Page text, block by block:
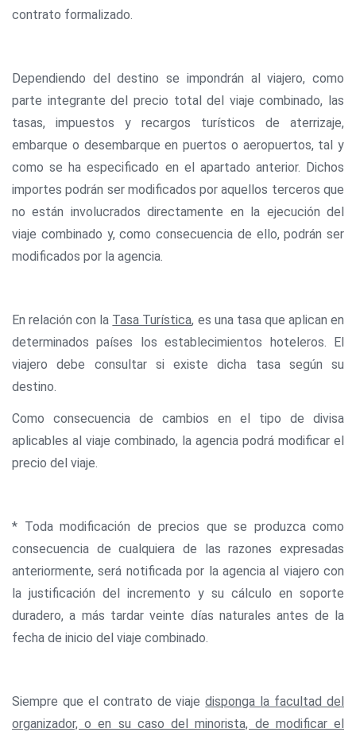
contrato formalizado.
Dependiendo del destino se impondrán al viajero, como
parte integrante del precio total del viaje combinado, las
tasas, impuestos y recargos turísticos de aterrizaje,
embarque o desembarque en puertos o aeropuertos, tal y
como se ha especificado en el apartado anterior. Dichos
importes podrán ser modificados por aquellos terceros que
no están involucrados directamente en la ejecución del
viaje combinado y, como consecuencia de ello, podrán ser
modificados por la agencia.
En relación con la Tasa Turística, es una tasa que aplican en
determinados países los establecimientos hoteleros. El
viajero debe consultar si existe dicha tasa según su
destino.
Como consecuencia de cambios en el tipo de divisa
aplicables al viaje combinado, la agencia podrá modificar el
precio del viaje.
* Toda modificación de precios que se produzca como
consecuencia de cualquiera de las razones expresadas
anteriormente, será notificada por la agencia al viajero con
la justificación del incremento y su cálculo en soporte
duradero, a más tardar veinte días naturales antes de la
fecha de inicio del viaje combinado.
Siempre que el contrato de viajedisponga la facultad del
organizador, o en su caso del minorista, de modificar el